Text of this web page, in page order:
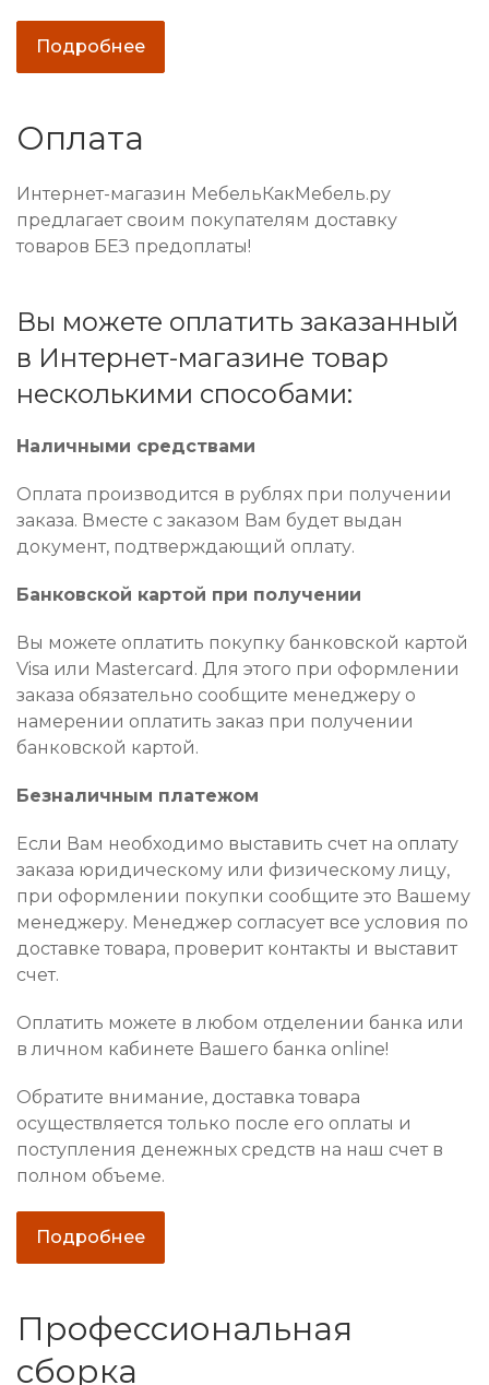
Подробнее
Оплата
Интернет-магазин МебельКакМебель.ру
предлагает своим покупателям доставку
товаров БЕЗ предоплаты!
Вы можете оплатить заказанный
в Интернет-магазине товар
несколькими способами:
Наличными средствами
Оплата производится в рублях при получении
заказа. Вместе с заказом Вам будет выдан
документ, подтверждающий оплату.
Банковской картой при получении
Вы можете оплатить покупку банковской картой
Visa или Mastercard. Для этого при оформлении
заказа обязательно сообщите менеджеру о
намерении оплатить заказ при получении
банковской картой.
Безналичным платежом
Если Вам необходимо выставить счет на оплату
заказа юридическому или физическому лицу,
при оформлении покупки сообщите это Вашему
менеджеру. Менеджер согласует все условия по
доставке товара, проверит контакты и выставит
счет.
Оплатить можете в любом отделении банка или
в личном кабинете Вашего банка online!
Обратите внимание, доставка товара
осуществляется только после его оплаты и
поступления денежных средств на наш счет в
полном объеме.
Подробнее
Профессиональная
сборка